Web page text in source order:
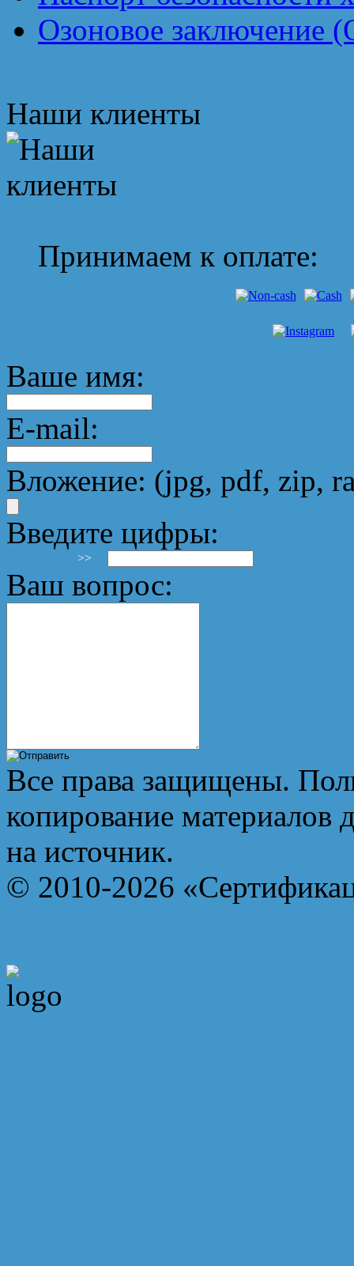
Озоновое заключение
Наши клиенты
Принимаем к оплате:
Ваше имя:
E-mail:
Вложение: (jpg, pdf, zip,
Введите цифры:
>>
Ваш вопрос:
Все права защищены.
копирование материалов
на источник.
© 2010-2026